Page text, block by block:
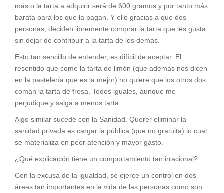
más o la tarta a adquirir será de 600 gramos y por tanto más
barata para los que la pagan. Y ello gracias a que dos
personas, deciden libremente comprar la tarta que les gusta
sin dejar de contribuir a la tarta de los demás.
Esto tan sencillo de entender, es difícil de aceptar. El
resentido que come la tarta de limón (que además nos dicen
en la pastelería que es la mejor) no quiere que los otros dos
coman la tarta de fresa. Todos iguales, aunque me
perjudique y salga a menos tarta.
Algo similar sucede con la Sanidad. Querer eliminar la
sanidad privada es cargar la pública (que no gratuita) lo cual
se materializa en peor atención y mayor gasto.
¿Qué explicación tiene un comportamiento tan irracional?
Con la excusa de la igualdad, se ejerce un control en dos
áreas tan importantes en la vida de las personas como son